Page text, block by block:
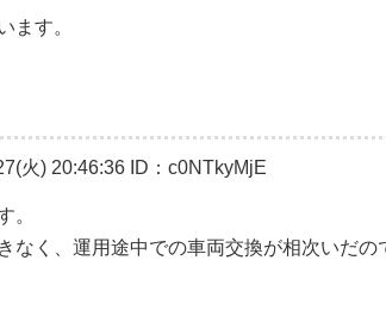
ます。
火) 20:46:36 ID：c0NTkyMjE
。
く、運用途中での車両交換が相次いだの